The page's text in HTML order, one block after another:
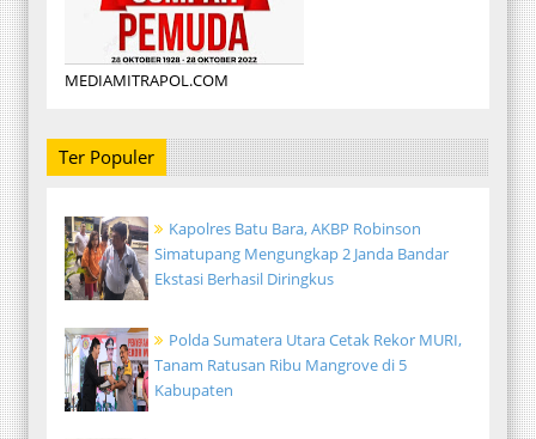
MEDIAMITRAPOL.COM
Ter Populer
Kapolres Batu Bara, AKBP Robinson
Simatupang Mengungkap 2 Janda Bandar
Ekstasi Berhasil Diringkus
Polda Sumatera Utara Cetak Rekor MURI,
Tanam Ratusan Ribu Mangrove di 5
Kabupaten